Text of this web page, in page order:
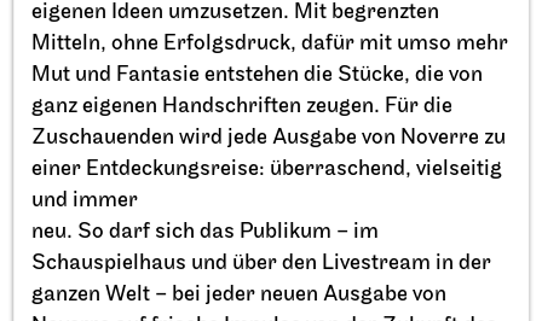
eigenen Ideen umzusetzen. Mit begrenzten
Mitteln, ohne Erfolgsdruck, dafür mit umso mehr
Mut und Fantasie entstehen die Stücke, die von
ganz eigenen Handschriften zeugen. Für die
Zuschauenden wird jede Ausgabe von Noverre zu
einer Entdeckungsreise: überraschend, vielseitig
und immer
neu. So darf sich das Publikum – im
Schauspielhaus und über den Livestream in der
ganzen Welt – bei jeder neuen Ausgabe von
So, 20.09.2026